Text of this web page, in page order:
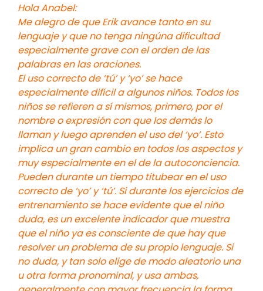
Hola Anabel:
Me alegro de que Erik avance tanto en su
lenguaje y que no tenga ningúna dificultad
especialmente grave con el orden de las
palabras en las oraciones.
El uso correcto de ‘tú’ y ‘yo’ se hace
especialmente difícil a algunos niños. Todos los
niños se refieren a sí mismos, primero, por el
nombre o expresión con que los demás lo
llaman y luego aprenden el uso del ‘yo’. Esto
implica un gran cambio en todos los aspectos y
muy especialmente en el de la autoconciencia.
Pueden durante un tiempo titubear en el uso
correcto de ‘yo’ y ‘tú’. Si durante los ejercicios de
entrenamiento se hace evidente que el niño
duda, es un excelente indicador que muestra
que el niño ya es consciente de que hay que
resolver un problema de su propio lenguaje. Si
no duda, y tan solo elige de modo aleatorio una
u otra forma pronominal, y usa ambas,